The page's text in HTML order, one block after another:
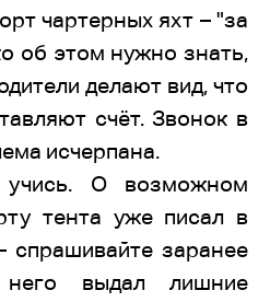
чартерных яхт – "за
об этом нужно знать,
делают вид, что
счёт. Звонок в
исчерпана.
О возможном
тента уже писал в
заранее
выдал лишние